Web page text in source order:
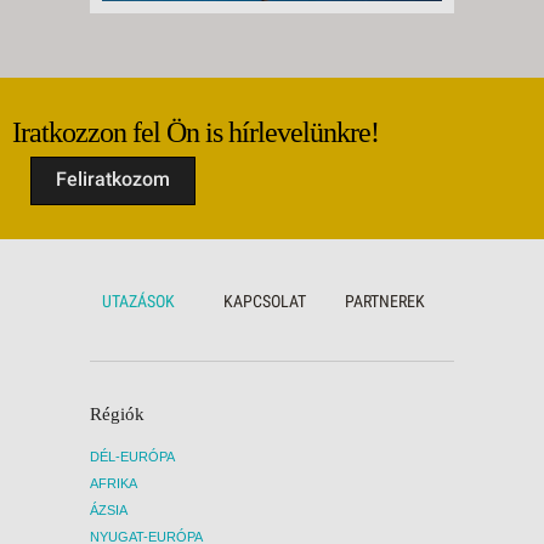
Iratkozzon fel Ön is hírlevelünkre!
Feliratkozom
UTAZÁSOK KAPCSOLAT PARTNEREK
Régiók
DÉL-EURÓPA
AFRIKA
ÁZSIA
NYUGAT-EURÓPA